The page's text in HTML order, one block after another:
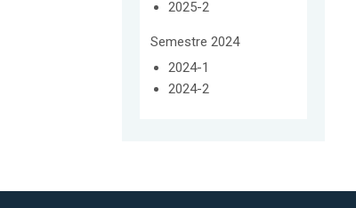
2025-2
Semestre 2024
2024-1
2024-2